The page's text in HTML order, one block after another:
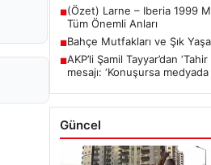
■(Özet) Larne – Iberia 1999
Tüm Önemli Anları
■Bahçe Mutfakları ve Şık
■AKP’li Şamil Tayyar’dan ‘Tahir
mesajı: ‘Konuşursa
Güncel